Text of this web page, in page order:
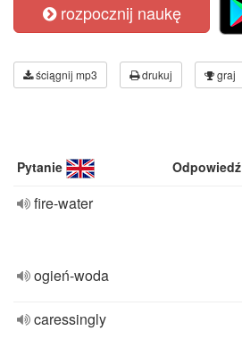
rozpocznij naukę
ściągnij mp3 drukuj graj
Pytanie Odpowiedź
fire-water
ogień-woda
caressingly